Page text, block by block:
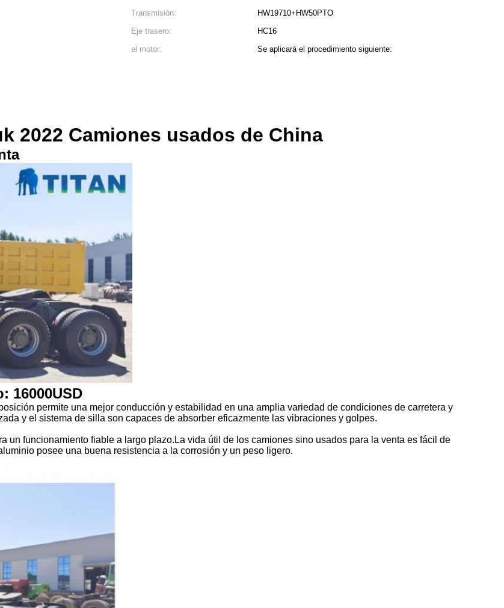
Transmisión:
HW19710+HW50PTO
Eje trasero:
HC16
el motor:
Se aplicará el procedimiento siguiente:
2022 Camiones usados de China
16000USD
permite una mejor conducción y estabilidad en una amplia variedad de condiciones de carretera y
y el sistema de silla son capaces de absorber eficazmente las vibraciones y golpes.
un funcionamiento fiable a largo plazo.La vida útil de los camiones sino usados para la venta es fácil de
posee una buena resistencia a la corrosión y un peso ligero.